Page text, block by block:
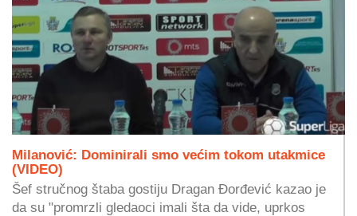
Milanović: Dominirali smo većim tokom utakmice
(VIDEO)
Šef stručnog štaba gostiju Dragan Đorđević kazao je
da su "promrzli gledaoci imali šta da vide, uprkos